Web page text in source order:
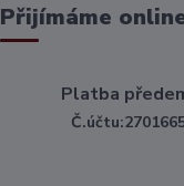
Přijímáme
Platba